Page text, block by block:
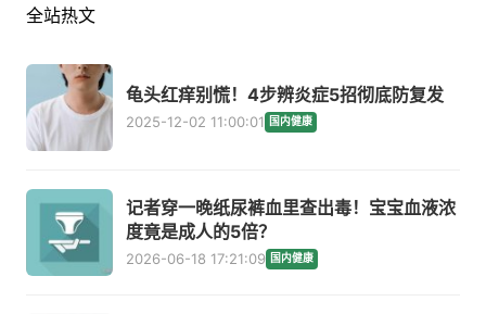
全站热文
龟头红痒别慌！4步辨炎症5招彻底防复发
2025-12-02 11:00:01 国内健康
记者穿一晚纸尿裤血里查出毒！宝宝血液浓
度竟是成人的5倍？
2026-06-18 17:21:09 国内健康